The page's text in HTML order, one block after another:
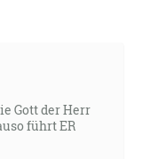
Gott der Herr
führt ER